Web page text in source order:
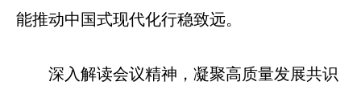
能推动中国式现代化行稳致远。
深入解读会议精神，凝聚高质量发展共识